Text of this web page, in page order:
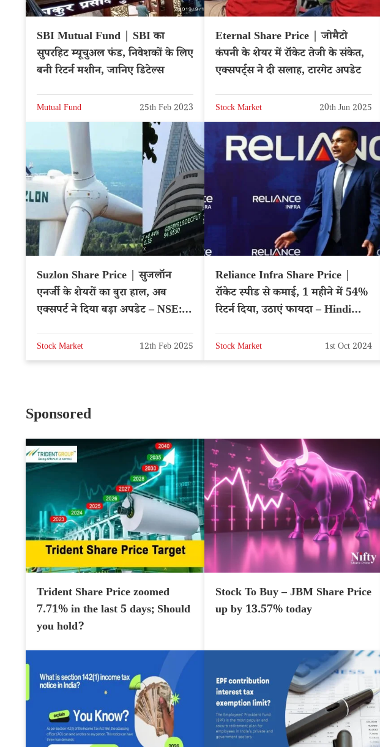
SBI Mutual Fund | SBI का
सुपरहिट म्यूचुअल फंड, निवेशकों के लिए
बनी रिटर्न मशीन, जानिए डिटेल्स
Mutual Fund 25th Feb 2023
Eternal Share Price | जोमैटो
कंपनी के शेयर में रॉकेट तेजी के संकेत,
एक्सपर्ट्स ने दी सलाह, टारगेट अपडेट
Stock Market 20th Jun 2025
Suzlon Share Price | सुजलॉन
एनर्जी के शेयरों का बुरा हाल, अब
एक्‍सपर्ट ने दिया बड़ा अपडेट – NSE:
Stock Market 12th Feb 2025
Reliance Infra Share Price |
रॉकेट स्पीड से कमाई, 1 महीने में 54%
रिटर्न दिया, उठाएं फायदा – Hindi
Stock Market 1st Oct 2024
Sponsored
Trident Share Price zoomed
7.71% in the last 5 days; Should
you hold?
Stock To Buy – JBM Share Price
up by 13.57% today